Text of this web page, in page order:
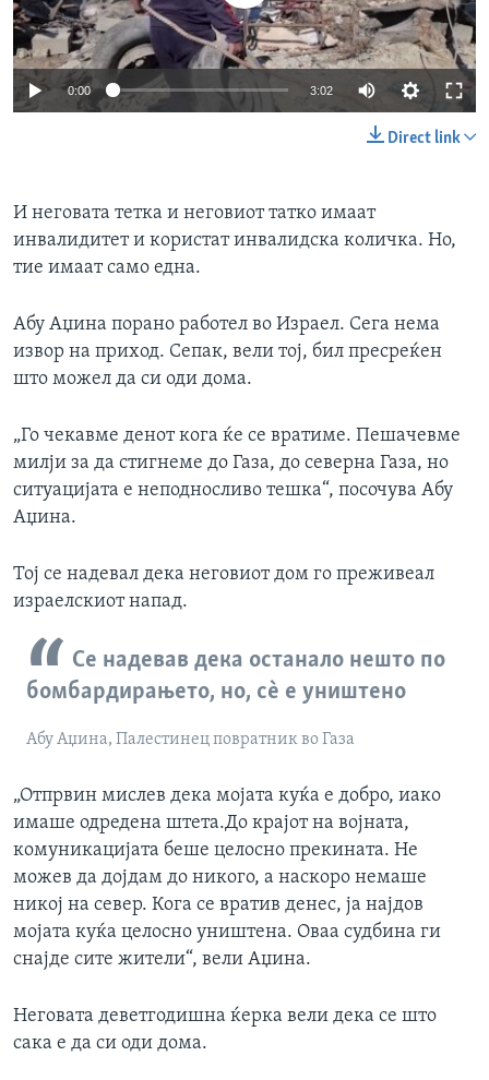
720p 1080p
0:00 3:02
240p
720p
Direct link
И неговата тетка и неговиот татко имаат
инвалидитет и користат инвалидска количка. Но,
тие имаат само една.
Абу Аџина порано работел во Израел. Сега нема
извор на приход. Сепак, вели тој, бил пресреќен
што можел да си оди дома.
„Го чекавме денот кога ќе се вратиме. Пешачевме
милји за да стигнеме до Газа, до северна Газа, но
ситуацијата е неподносливо тешка“, посочува Абу
Аџина.
Тој се надевал дека неговиот дом го преживеал
израелскиот напад.
Се надевав дека останало нешто по
бомбардирањето, но, сè е уништено
Абу Аџина, Палестинец повратник во Газа
„Отпрвин мислев дека мојата куќа е добро, иако
имаше одредена штета.До крајот на војната,
комуникацијата беше целосно прекината. Не
можев да дојдам до никого, а наскоро немаше
никој на север. Кога се вратив денес, ја најдов
мојата куќа целосно уништена. Оваа судбина ги
снајде сите жители“, вели Аџина.
Неговата деветгодишна ќерка вели дека се што
сака е да си оди дома.